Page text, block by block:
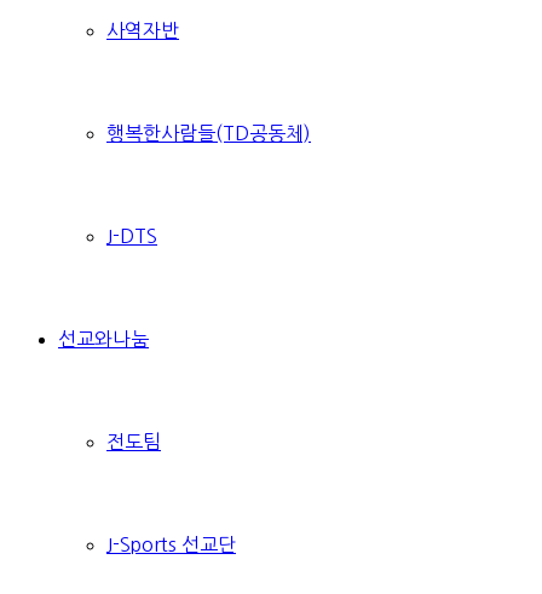
사역자반
행복한사람들(TD공동체)
J-DTS
선교와나눔
전도팀
J-Sports 선교단